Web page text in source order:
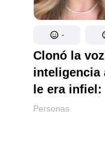
-
Clonó la
inteligencia
le era
Personas